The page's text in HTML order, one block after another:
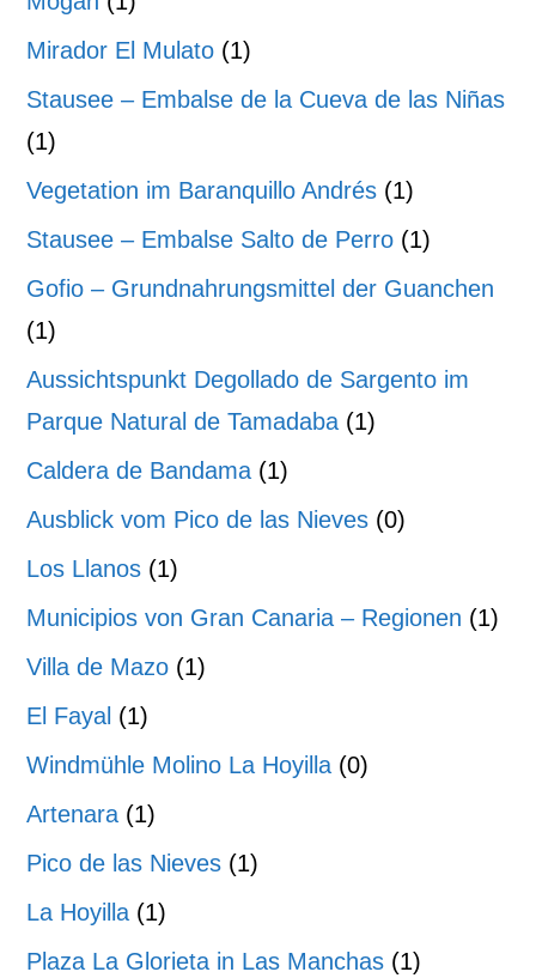
Mirador El Mulato (1)
Stausee – Embalse de la Cueva de las Niñas
(1)
Vegetation im Baranquillo Andrés (1)
Stausee – Embalse Salto de Perro (1)
Gofio – Grundnahrungsmittel der Guanchen
(1)
Aussichtspunkt Degollado de Sargento im
Parque Natural de Tamadaba (1)
Caldera de Bandama (1)
Ausblick vom Pico de las Nieves (0)
Los Llanos (1)
Municipios von Gran Canaria – Regionen (1)
Villa de Mazo (1)
El Fayal (1)
Windmühle Molino La Hoyilla (0)
Artenara (1)
Pico de las Nieves (1)
La Hoyilla (1)
Plaza La Glorieta in Las Manchas (1)